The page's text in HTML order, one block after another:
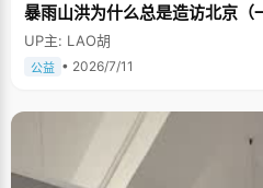
暴雨山洪为什么总是造访北京（
UP主: LAO胡
公益 • 2026/7/11